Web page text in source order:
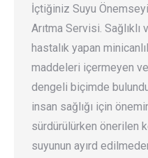
İçtiğiniz Suyu
Arıtma Servisi.
hastalık yapan
maddeleri içermeyen
dengeli biçimde
insan sağlığı için
sürdürülürken önerilen
suyunun ayırd